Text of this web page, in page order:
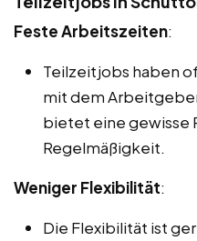
Feste Arbeitszeiten:
Teilzeitjobs haben
mit dem
bietet eine gewisse
Regelmäßigkeit.
Weniger Flexibilität:
Die Flexibilität ist